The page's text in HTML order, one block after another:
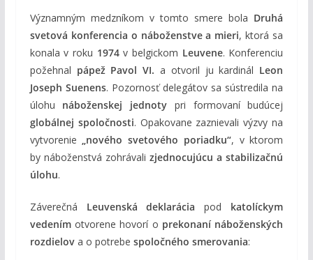
Významným medzníkom v tomto smere bola Druhá
svetová konferencia o náboženstve a mieri, ktorá sa
konala v roku 1974v belgickom Leuvene. Konferenciu
požehnal pápež Pavol VI. a otvoril ju kardinál Leon
Joseph Suenens. Pozornosť delegátov sa sústredila na
úlohu náboženskej jednoty pri formovaní budúcej
globálnej spoločnosti. Opakovane zaznievali výzvy na
vytvorenie„nového svetového poriadku“, v ktorom
by náboženstvá zohrávalizjednocujúcu a stabilizačnú
úlohu.
Záverečná Leuvenská deklarácia pod katolíckym
vedenímotvorene hovorí o prekonaní náboženských
rozdielova o potrebe spoločného smerovania: